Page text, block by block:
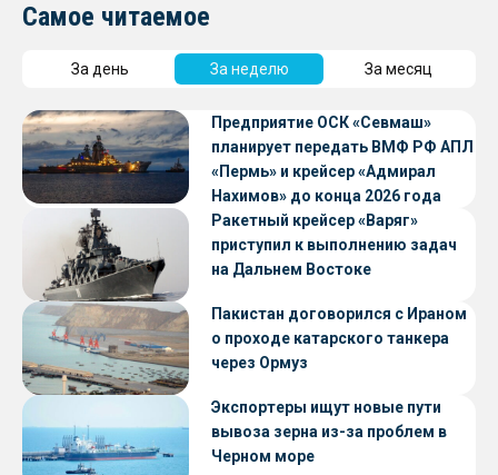
Самое читаемое
За день За неделю За месяц
Предприятие ОСК «Севмаш»
планирует передать ВМФ РФ АПЛ
«Пермь» и крейсер «Адмирал
Нахимов» до конца 2026 года
Ракетный крейсер «Варяг»
приступил к выполнению задач
на Дальнем Востоке
Пакистан договорился с Ираном
о проходе катарского танкера
через Ормуз
Экспортеры ищут новые пути
вывоза зерна из-за проблем в
Черном море